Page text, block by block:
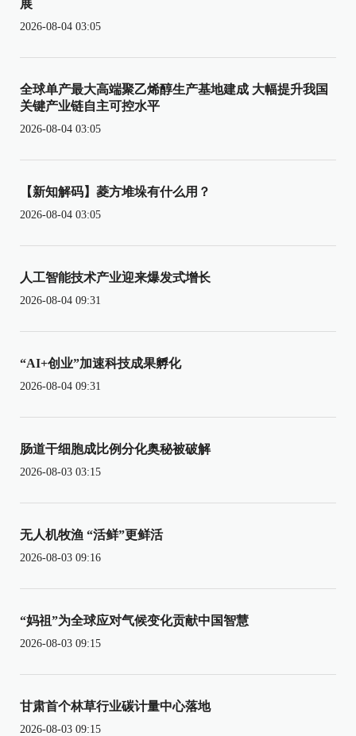
展
2026-08-04 03:05
全球单产最大高端聚乙烯醇生产基地建成 大幅提升我国
关键产业链自主可控水平
2026-08-04 03:05
【新知解码】菱方堆垛有什么用？
2026-08-04 03:05
人工智能技术产业迎来爆发式增长
2026-08-04 09:31
“AI+创业”加速科技成果孵化
2026-08-04 09:31
肠道干细胞成比例分化奥秘被破解
2026-08-03 03:15
无人机牧渔 “活鲜”更鲜活
2026-08-03 09:16
“妈祖”为全球应对气候变化贡献中国智慧
2026-08-03 09:15
甘肃首个林草行业碳计量中心落地
2026-08-03 09:15